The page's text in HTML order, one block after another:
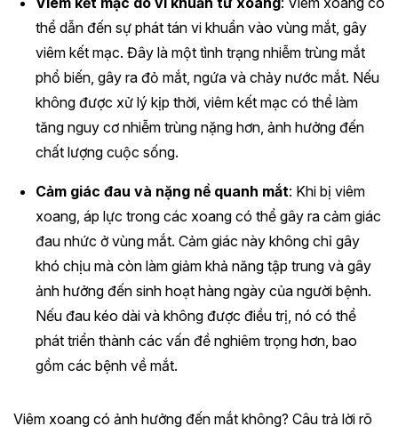
thể dẫn đến sự phát tán vi khuẩn vào vùng mắt, gây
viêm kết mạc. Đây là một tình trạng nhiễm trùng mắt
phổ biến, gây ra đỏ mắt, ngứa và chảy nước mắt. Nếu
không được xử lý kịp thời, viêm kết mạc có thể làm
tăng nguy cơ nhiễm trùng nặng hơn, ảnh hưởng đến
chất lượng cuộc sống.
Cảm giác đau và nặng nề quanh mắt: Khi bị viêm
xoang, áp lực trong các xoang có thể gây ra cảm giác
đau nhức ở vùng mắt. Cảm giác này không chỉ gây
khó chịu mà còn làm giảm khả năng tập trung và gây
ảnh hưởng đến sinh hoạt hàng ngày của người bệnh.
Nếu đau kéo dài và không được điều trị, nó có thể
phát triển thành các vấn đề nghiêm trọng hơn, bao
gồm các bệnh về mắt.
Viêm xoang có ảnh hưởng đến mắt không? Câu trả lời rõ